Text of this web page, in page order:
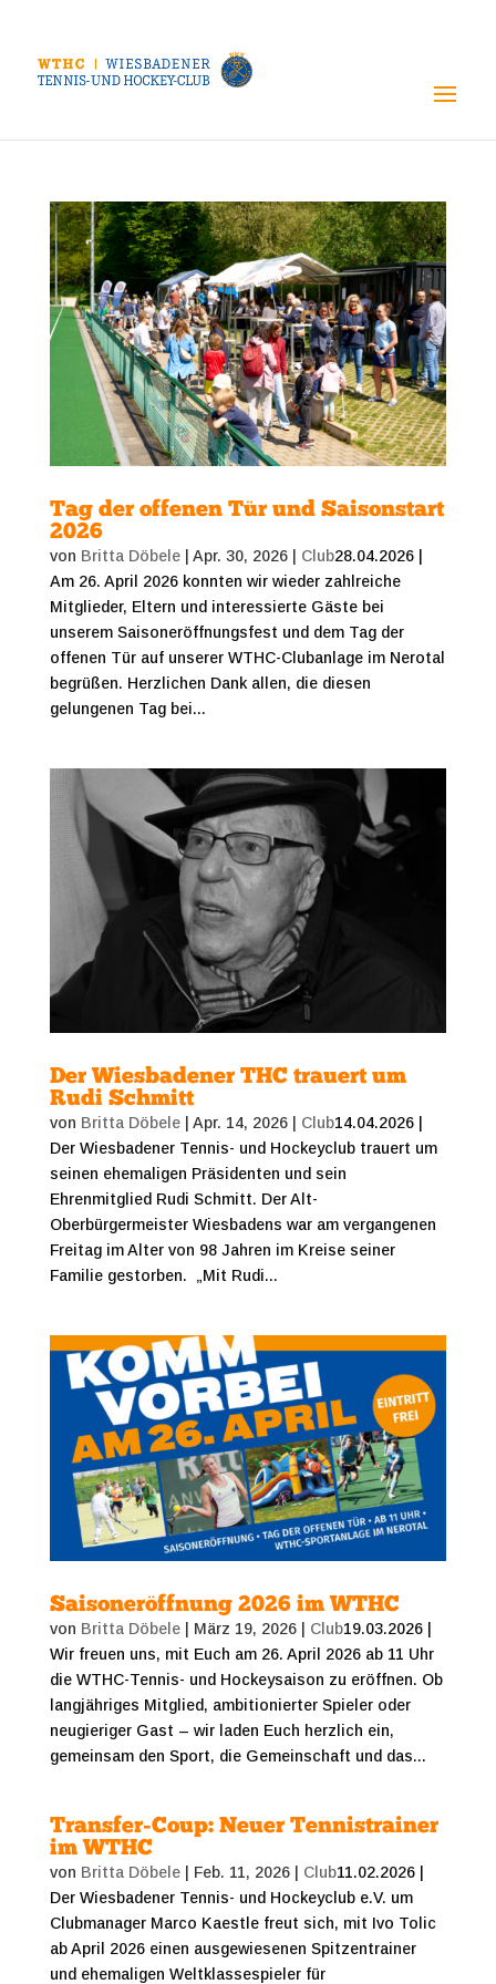
Tag der offenen Tür und Saisonstart
2026
von Britta Döbele| Apr. 30, 2026| Club28.04.2026 |
Am 26. April 2026 konnten wir wieder zahlreiche
Mitglieder, Eltern und interessierte Gäste bei
unserem Saisoneröffnungsfest und dem Tag der
offenen Tür auf unserer WTHC-Clubanlage im Nerotal
begrüßen. Herzlichen Dank allen, die diesen
gelungenen Tag bei...
Der Wiesbadener THC trauert um
Rudi Schmitt
von Britta Döbele| Apr. 14, 2026| Club14.04.2026 |
Der Wiesbadener Tennis- und Hockeyclub trauert um
seinen ehemaligen Präsidenten und sein
Ehrenmitglied Rudi Schmitt. Der Alt-
Oberbürgermeister Wiesbadens war am vergangenen
Freitag im Alter von 98 Jahren im Kreise seiner
Familie gestorben. „Mit Rudi...
Saisoneröffnung 2026 im WTHC
von Britta Döbele| März 19, 2026| Club19.03.2026 |
Wir freuen uns, mit Euch am 26. April 2026 ab 11 Uhr
die WTHC-Tennis- und Hockeysaison zu eröffnen. Ob
langjähriges Mitglied, ambitionierter Spieler oder
neugieriger Gast – wir laden Euch herzlich ein,
gemeinsam den Sport, die Gemeinschaft und das...
Transfer-Coup: Neuer Tennistrainer
im WTHC
von Britta Döbele| Feb. 11, 2026| Club11.02.2026 |
Der Wiesbadener Tennis- und Hockeyclub e.V. um
Clubmanager Marco Kaestle freut sich, mit Ivo Tolic
ab April 2026 einen ausgewiesenen Spitzentrainer
und ehemaligen Weltklassespieler für